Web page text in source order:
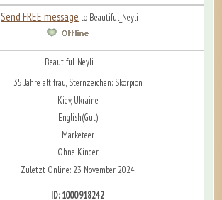
Send FREE message to Beautiful_Neyli
Beautiful_Neyli
35 Jahre alt frau, Sternzeichen: Skorpion
Kiev, Ukraine
English(Gut)
Marketeer
Ohne Kinder
Zuletzt Online: 23. November 2024
ID: 1000918242